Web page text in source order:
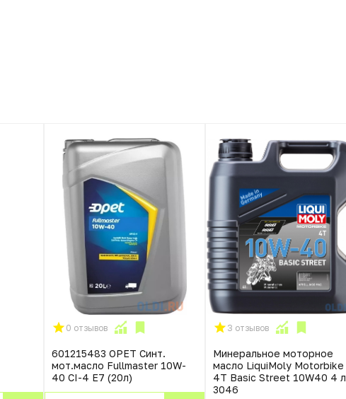
0 отзывов
601215483 OPET Синт.
мот.масло Fullmaster 10W-
40 CI-4 E7 (20л)
3 отзывов
Минеральное моторное
масло LiquiMoly Motorbike
4T Basic Street 10W40 4 л
3046